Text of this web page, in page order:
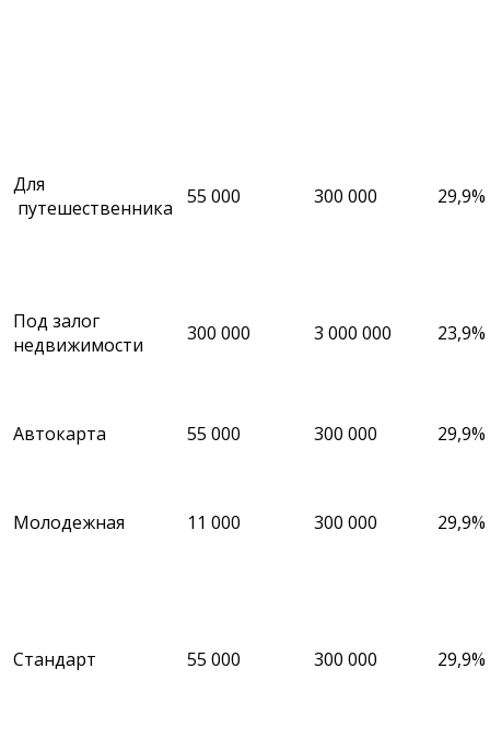
Для
путешественника
55 000 300 000 29,9%
Под залог
недвижимости
300 000 3 000 000 23,9%
Автокарта 55 000 300 000 29,9%
Молодежная 11 000 300 000 29,9%
Стандарт 55 000 300 000 29,9%